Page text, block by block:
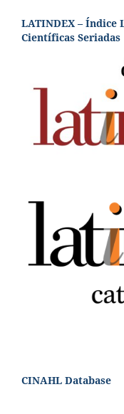
LATINDEX – Índice
Científicas Seriadas
CINAHL Database